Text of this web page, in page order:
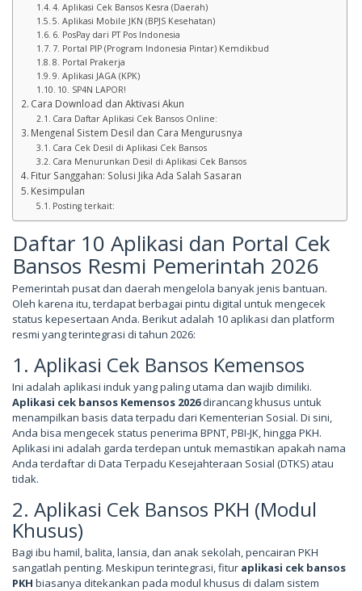
4. Aplikasi Cek Bansos Kesra (Daerah)
5. Aplikasi Mobile JKN (BPJS Kesehatan)
6. PosPay dari PT Pos Indonesia
7. Portal PIP (Program Indonesia Pintar) Kemdikbud
8. Portal Prakerja
9. Aplikasi JAGA (KPK)
10. SP4N LAPOR!
Cara Download dan Aktivasi Akun
Cara Daftar Aplikasi Cek Bansos Online:
Mengenal Sistem Desil dan Cara Mengurusnya
Cara Cek Desil di Aplikasi Cek Bansos
Cara Menurunkan Desil di Aplikasi Cek Bansos
Fitur Sanggahan: Solusi Jika Ada Salah Sasaran
Kesimpulan
Posting terkait:
Daftar 10 Aplikasi dan Portal Cek
Bansos Resmi Pemerintah 2026
Pemerintah pusat dan daerah mengelola banyak jenis bantuan.
Oleh karena itu, terdapat berbagai pintu digital untuk mengecek
status kepesertaan Anda. Berikut adalah 10 aplikasi dan platform
resmi yang terintegrasi di tahun 2026:
1. Aplikasi Cek Bansos Kemensos
Ini adalah aplikasi induk yang paling utama dan wajib dimiliki.
Aplikasi cek bansos Kemensos 2026dirancang khusus untuk
menampilkan basis data terpadu dari Kementerian Sosial. Di sini,
Anda bisa mengecek status penerima BPNT, PBI-JK, hingga PKH.
Aplikasi ini adalah garda terdepan untuk memastikan apakah nama
Anda terdaftar di Data Terpadu Kesejahteraan Sosial (DTKS) atau
tidak.
2. Aplikasi Cek Bansos PKH (Modul
Khusus)
Bagi ibu hamil, balita, lansia, dan anak sekolah, pencairan PKH
sangatlah penting. Meskipun terintegrasi, fitur aplikasi cek bansos
PKH biasanya ditekankan pada modul khusus di dalam sistem